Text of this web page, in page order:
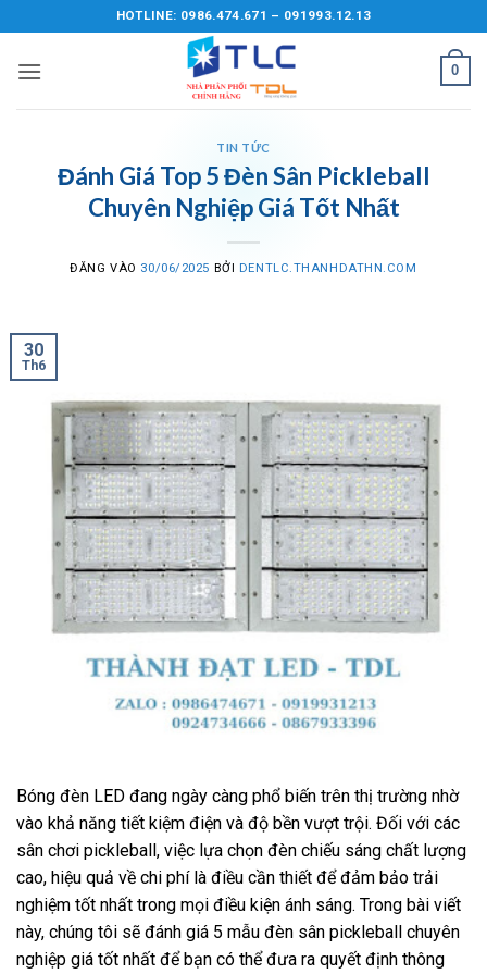
qua
nội
HOTLINE: 0986.474.671 – 091993.12.13
0
TIN TỨC
Đánh Giá Top 5 Đèn Sân Pickleball
Chuyên Nghiệp Giá Tốt Nhất
ĐĂNG VÀO 30/06/2025 BỞI DENTLC.THANHDATHN.COM
30
Th6
Bóng đèn LED đang ngày càng phổ biến trên thị trường nhờ
vào khả năng tiết kiệm điện và độ bền vượt trội. Đối với các
sân chơi pickleball, việc lựa chọn đèn chiếu sáng chất lượng
cao, hiệu quả về chi phí là điều cần thiết để đảm bảo trải
nghiệm tốt nhất trong mọi điều kiện ánh sáng. Trong bài viết
này, chúng tôi sẽ đánh giá 5 mẫu đèn sân pickleball chuyên
nghiệp giá tốt nhất để bạn có thể đưa ra quyết định thông